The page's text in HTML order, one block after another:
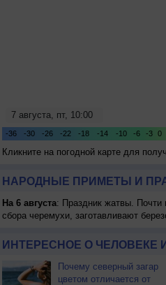
Кликните на погодной карте для
НАРОДНЫЕ ПРИМЕТЫ И
На 6 августа: Праздник жатвы. Почти
сбора черемухи, заготавливают
ИНТЕРЕСНОЕ О ЧЕЛОВЕКЕ
Почему северный загар
цветом отличается от